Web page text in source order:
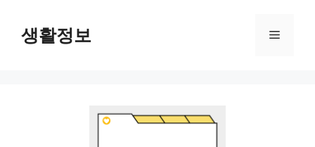
생활정보 메